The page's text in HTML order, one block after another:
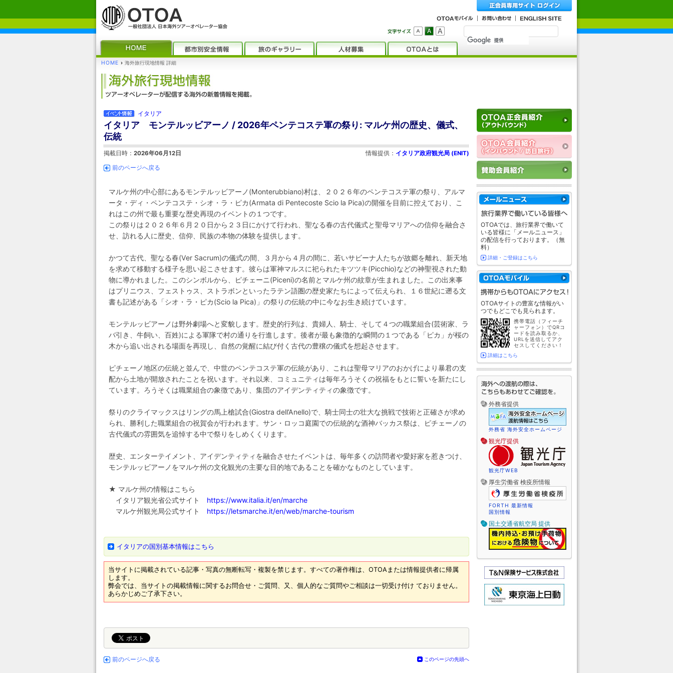
HOME › 海外旅行現地情報 詳細
イタリア
イタリア モンテルッビアーノ / 2026年ペンテコステ軍の祭り: マルケ州の歴史、儀式、
伝統
掲載日時： 2026年06月12日 情報提供： イタリア政府観光局 (ENIT)
前のページへ戻る
マルケ州の中心部にあるモンテルッビアーノ(Monterubbiano)村は、２０２６年のペンテコステ軍の祭り、アルマ
ータ・ディ・ペンテコステ・シオ・ラ・ピカ(Armata di Pentecoste Scio la Pica)の開催を目前に控えており、こ
れはこの州で最も重要な歴史再現のイベントの１つです。
この祭りは２０２６年６月２０日から２３日にかけて行われ、聖なる春の古代儀式と聖母マリアへの信仰を融合さ
せ、訪れる人に歴史、信仰、民族の本物の体験を提供します。
かつて古代、聖なる春(Ver Sacrum)の儀式の間、３月から４月の間に、若いサビーナ人たちが故郷を離れ、新天地
を求めて移動する様子を思い起こさせます。彼らは軍神マルスに祀られたキツツキ(Picchio)などの神聖視された動
物に導かれました。このシンボルから、ピチェーニ(Piceni)の名前とマルケ州の紋章が生まれました。この出来事
はプリニウス、フェストゥス、ストラボンといったラテン語圏の歴史家たちによって伝えられ、１６世紀に遡る文
書も記述がある「シオ・ラ・ピカ(Scio la Pica)」の祭りの伝統の中に今なお生き続けています。
モンテルッビアーノは野外劇場へと変貌します。歴史的行列は、貴婦人、騎士、そして４つの職業組合(芸術家、ラ
バ引き、牛飼い、百姓)による軍隊で村の通りを行進します。後者が最も象徴的な瞬間の１つである「ピカ」が桜の
木から追い出される場面を再現し、自然の覚醒に結び付く古代の豊穣の儀式を想起させます。
ピチェーノ地区の伝統と並んで、中世のペンテコステ軍の伝統があり、これは聖母マリアのおかげにより暴君の支
配から土地が開放されたことを祝います。それ以来、コミュニティは毎年ろうそくの祝福をもとに誓いを新たにし
ています。ろうそくは職業組合の象徴であり、集団のアイデンティティの象徴です。
祭りのクライマックスはリングの馬上槍試合(Giostra dell’Anello)で、騎士同士の壮大な挑戦で技術と正確さが求め
られ、勝利した職業組合の祝賀会が行われます。サン・ロッコ庭園での伝統的な酒神バッカス祭は、ピチェーノの
古代儀式の雰囲気を追悼する中で祭りをしめくくります。
歴史、エンターテイメント、アイデンティティを融合させたイベントは、毎年多くの訪問者や愛好家を惹きつけ、
モンテルッビアーノをマルケ州の文化観光の主要な目的地であることを確かなものとしています。
★ マルケ州の情報はこちら
イタリア観光省公式サイト https://www.italia.it/en/marche
マルケ州観光局公式サイト https://letsmarche.it/en/web/marche-tourism
イタリアの国別基本情報はこちら
当サイトに掲載されている記事・写真の無断転写・複製を禁じます。すべての著作権は、OTOAまたは情報提供者に帰属
します。
弊会では、当サイトの掲載情報に関するお問合せ・ご質問、又、個人的なご質問やご相談は一切受け付け ておりません。
あらかじめご了承下さい。
前のページへ戻る このページの先頭へ
OTOAでは、旅行業界で働いて
いる皆様に「メールニュース」
の配信を行っております。（無
料）
詳細・ご登録はこちら
OTOAサイトの豊富な情報がい
つでもどこでも見られます。
携帯電話（フィーチ
ャーフォン）でQRコ
ードを読み取るか、
URLを送信してアク
セスしてください！
詳細はこちら
外務省提供
外務省 海外安全ホームページ
観光庁提供
観光庁WEB
厚生労働省 検疫所情報
FORTH 最新情報
国別情報
国土交通省航空局 提供